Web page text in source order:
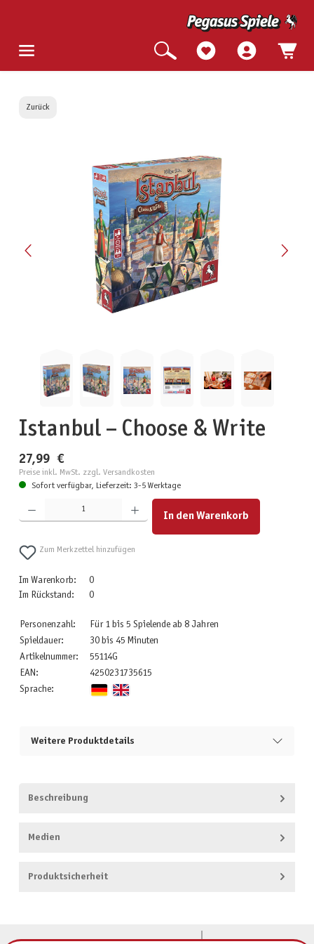
Zurück
Bildergalerie überspringen
Istanbul – Choose & Write
27,99 €
Preise inkl. MwSt. zzgl. Versandkosten
Sofort verfügbar, Lieferzeit: 3-5 Werktage
Produkt Anzahl: Gib den gewünschten Wert ein oder benutze die Schaltflächen um die Anzahl zu
In den Warenkorb
Zum Merkzettel hinzufügen
Im Warenkorb:
0
Im Rückstand:
0
Personenzahl:
Für 1 bis 5 Spielende ab 8 Jahren
Spieldauer:
30 bis 45 Minuten
Artikelnummer:
55114G
EAN:
4250231735615
Sprache:
Weitere Produktdetails
Beschreibung
Medien
Produktsicherheit